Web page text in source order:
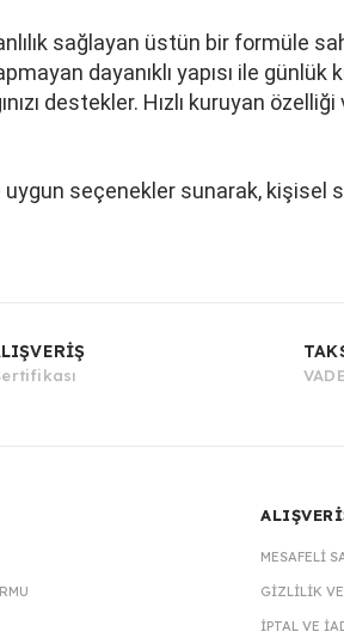
sağlayan üstün bir
dayanıklı yapısı ile
destekler. Hızlı kuruyan
seçenekler sunarak, kişisel
MESAFELI
GIZLILIK
İPTAL VE